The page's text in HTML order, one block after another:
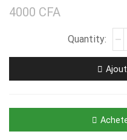
4000 CFA